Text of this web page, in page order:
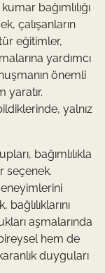
bağımlılığı
çalışanların
eğitimler,
yardımcı
önemli
yaratır.
yalnız
bağımlılıkla
seçenek.
aşmalarında
hem de
duyguları